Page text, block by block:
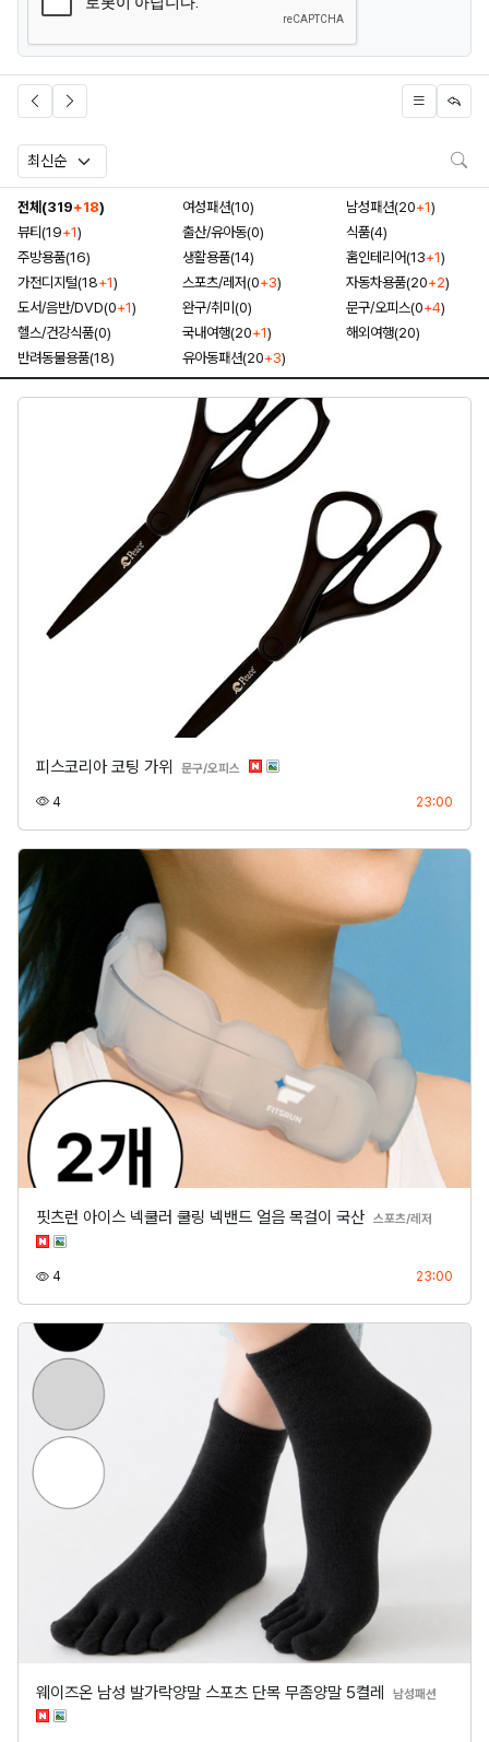
전체(319+18) 여성패션(10) 남성패션(20+1)
뷰티(19+1) 출산/유아동(0)
식품(4)
주방용품(16)
생활용품(14) 홈인테리어(13+1)
가전디지털(18+1) 스포츠/레저(0+3) 자동차용품(20+2)
도서/음반/DVD(0+1) 완구/취미(0) 문구/오피스(0+4)
헬스/건강식품(0)
국내여행(20+1)
해외여행(20)
반려동물용품(18)
유아동패션(20+3)
피스코리아 코팅 가위 문구/오피스 분류
4조회 23:00
핏츠런 아이스 넥쿨러 쿨링 넥밴드 얼음 목걸이 국산 스포츠/레저
4조회 23:00
웨이즈온 남성 발가락양말 스포츠 단목 무좀양말 5켤레 남성패션